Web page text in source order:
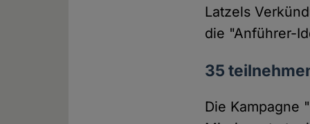
Latzels
die "Anführer-
35
Die Kampagne